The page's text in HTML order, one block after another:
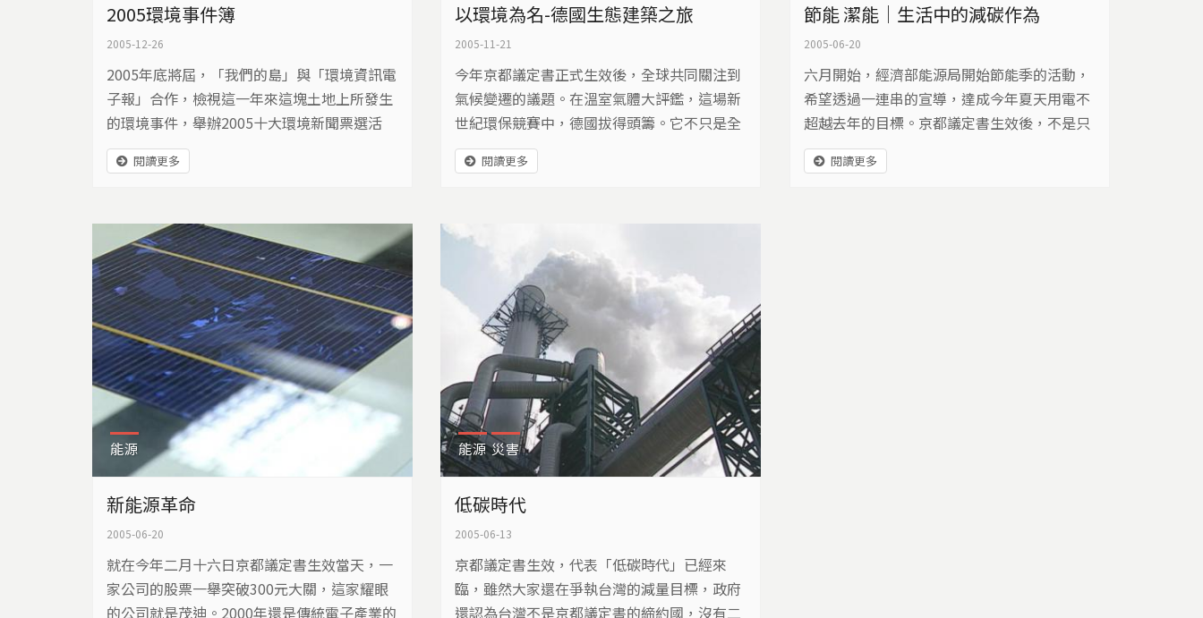
2005環境事件簿
2005-12-26
2005年底將屆，「我們的島」與「環境資訊電
子報」合作，檢視這一年來這塊土地上所發生
的環境事件，舉辦2005十大環境新聞票選活
動，希望能喚起大家對環境事件的重視。這次
總共有一千多人參與網路投票，票選結果如
閱讀更多
以環境為名-德國生態建築之旅
2005-11-21
今年京都議定書正式生效後，全球共同關注到
氣候變遷的議題。在溫室氣體大評鑑，這場新
世紀環保競賽中，德國拔得頭籌。它不只是全
球第一個達到減量目標的國家，並且已經減少
19%的溫室氣體，成果遙遙領先。更預定在20
這番成就的話，看一看位在柏林的國會大廈，
應該可以得到一些答案。
閱讀更多
節能 潔能｜生活中的減碳作為
2005-06-20
六月開始，經濟部能源局開始節能季的活動，
希望透過一連串的宣導，達成今年夏天用電不
超越去年的目標。京都議定書生效後，不是只
有工業部門受影響，一般民眾也可以由生活做
起，達到住商節能。
閱讀更多
能源
新能源革命
2005-06-20
就在今年二月十六日京都議定書生效當天，一
家公司的股票一舉突破300元大關，這家耀眼
的公司就是茂迪。2000年還是傳統電子產業的
能源 災害
低碳時代
2005-06-13
京都議定書生效，代表「低碳時代」已經來
臨，雖然大家還在爭執台灣的減量目標，政府
還認為台灣不是京都議定書的締約國，沒有二